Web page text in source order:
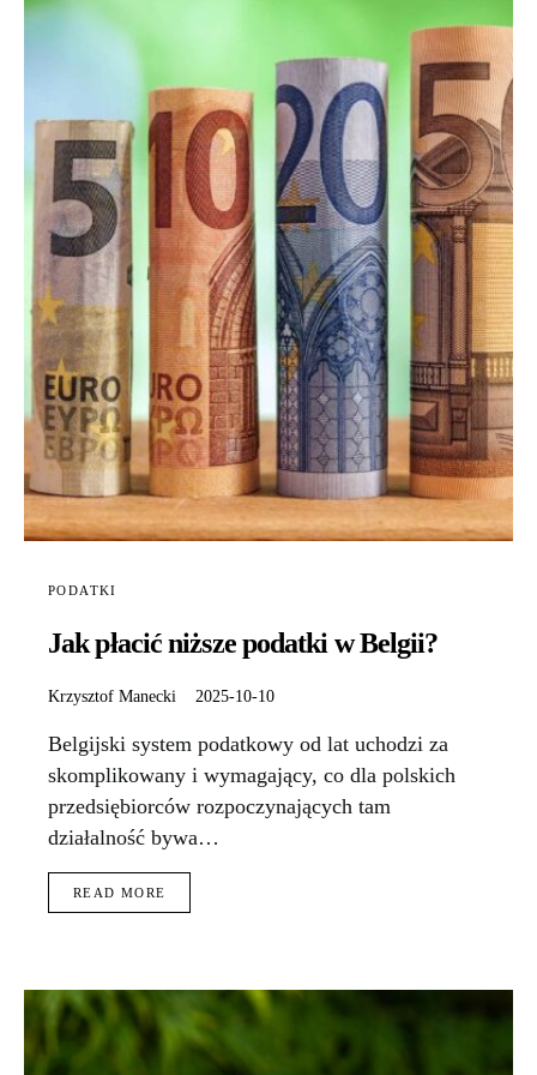
PODATKI
Jak płacić niższe podatki w Belgii?
Krzysztof Manecki 2025-10-10
Belgijski system podatkowy od lat uchodzi za
skomplikowany i wymagający, co dla polskich
przedsiębiorców rozpoczynających tam
działalność bywa…
READ MORE